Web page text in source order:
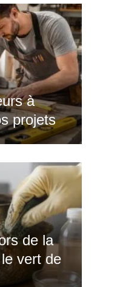
à
projets
de la
vert de